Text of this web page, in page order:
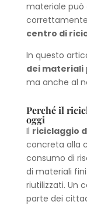
materiale può
centro di
In questo
dei materiali
ma anche al
Perché il
oggi
Il riciclaggio
concreta alla
consumo di
di materiali
riutilizzati. Un
parte dei